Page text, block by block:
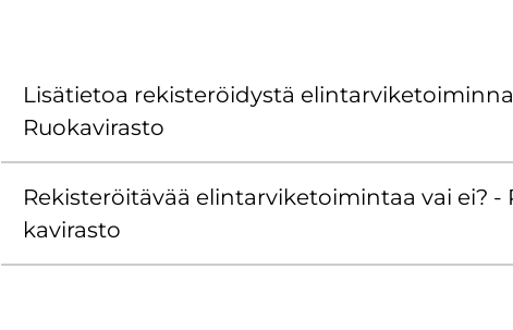
Li­sä­tie­toa re­kis­te­röi­dys­tä
Ruo­ka­vi­ras­to
Re­kis­te­röi­tä­vää elin­tar­vi­ke­toi­min­taa vai ei? -
ka­vi­ras­to